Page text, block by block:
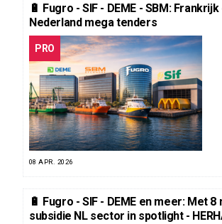
🔋 Fugro - SIF - DEME - SBM: Frankrijk
Nederland mega tenders
PRO
08 APR. 2026
🔋 Fugro - SIF - DEME en meer: Met 8
subsidie NL sector in spotlight -